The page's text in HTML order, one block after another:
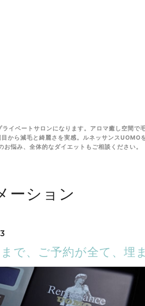
イベートサロンになります。アロマ癒し空間
から減毛と綺麗さを実感。ルネッサンスUOMO
悩み、全体的なダイエットもご相談ください。
ーション
で、ご予約が全て、埋